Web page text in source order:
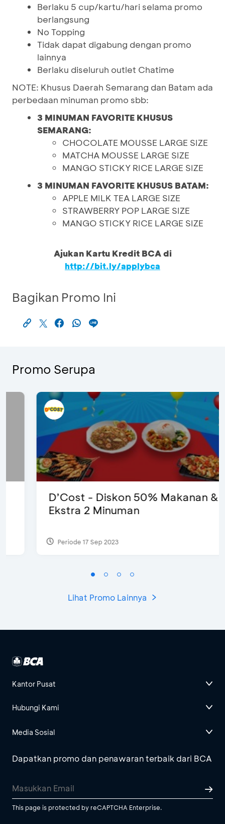
Berlaku 5 cup/kartu/hari selama promo
berlangsung
No Topping
Tidak dapat digabung dengan promo
lainnya
Berlaku diseluruh outlet Chatime
NOTE: Khusus Daerah Semarang dan Batam ada
perbedaan minuman promo sbb:
3 MINUMAN FAVORITE KHUSUS
SEMARANG:
CHOCOLATE MOUSSE LARGE SIZE
MATCHA MOUSSE LARGE SIZE
MANGO STICKY RICE LARGE SIZE
3 MINUMAN FAVORITE KHUSUS BATAM:
APPLE MILK TEA LARGE SIZE
STRAWBERRY POP LARGE SIZE
MANGO STICKY RICE LARGE SIZE
Ajukan Kartu Kredit BCA di
http://bit.ly/applybca
Bagikan Promo Ini
Promo Serupa
D’Cost - Diskon 50% Makanan &
Ekstra 2 Minuman
Periode 17 Sep 2023
Lihat Promo Lainnya
Kantor Pusat
Hubungi Kami
Media Sosial
Dapatkan promo dan penawaran terbaik dari BCA
This page is protected by reCAPTCHA Enterprise.